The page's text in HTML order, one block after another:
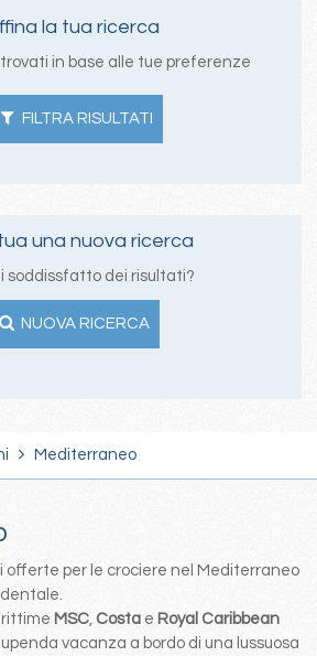
la tua ricerca
in base alle tue preferenze
FILTRA RISULTATI
una nuova ricerca
soddissfatto dei risultati?
NUOVA RICERCA
Mediterraneo
offerte per le crociere nel Mediterraneo
MSC, Costa e Royal Caribbean
vacanza a bordo di una lussuosa